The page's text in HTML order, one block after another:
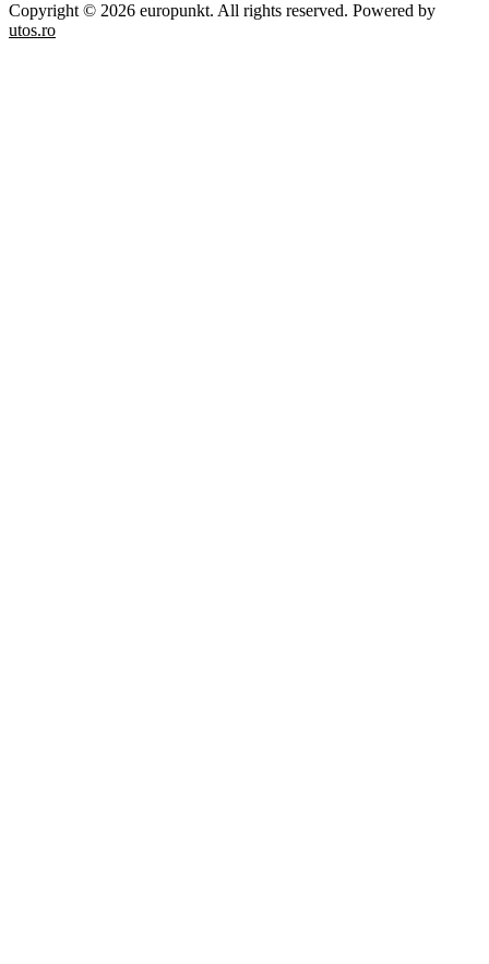
Copyright © 2026 europunkt. All rights reserved. Powered by
utos.ro